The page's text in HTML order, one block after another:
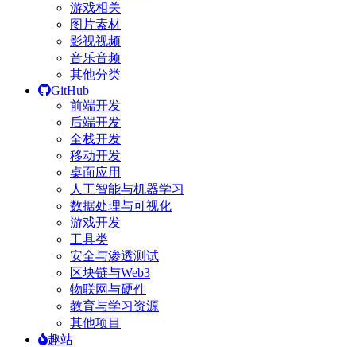
游戏相关
图片素材
影视视频
音乐音频
其他分类
GitHub
前端开发
后端开发
全栈开发
移动开发
桌面应用
人工智能与机器学习
数据处理与可视化
游戏开发
工具类
安全与渗透测试
区块链与Web3
物联网与硬件
教育与学习资源
其他项目
趣站